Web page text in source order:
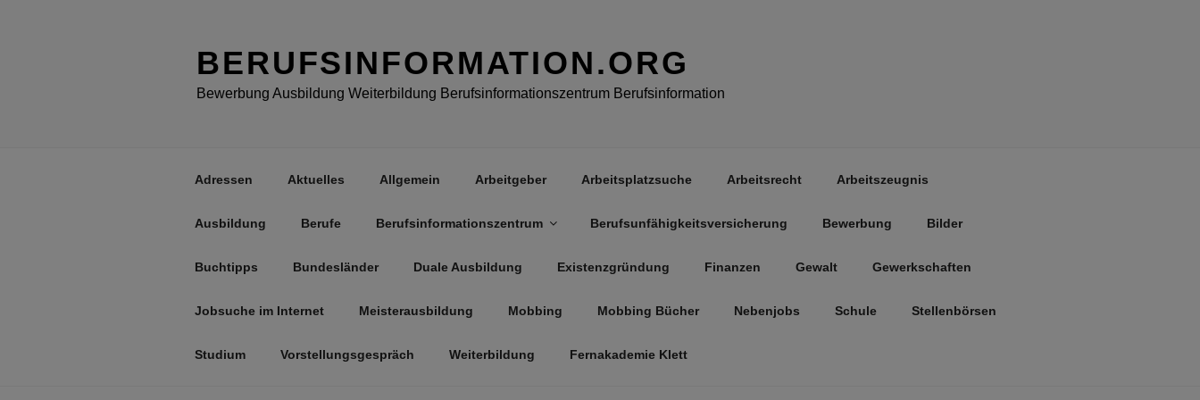
BERUFSINFORMATION.ORG
Bewerbung Ausbildung Weiterbildung Berufsinformationszentrum Berufsinformation
Adressen Aktuelles Allgemein Arbeitgeber Arbeitsplatzsuche Arbeitsrecht Arbeitszeugnis
Ausbildung Berufe Berufsinformationszentrum Berufsunfähigkeitsversicherung Bewerbung Bilder
Buchtipps Bundesländer Duale Ausbildung Existenzgründung Finanzen Gewalt Gewerkschaften
Jobsuche im Internet Meisterausbildung Mobbing Mobbing Bücher Nebenjobs Schule Stellenbörsen
Studium Vorstellungsgespräch Weiterbildung Fernakademie Klett